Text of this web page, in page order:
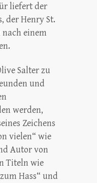
liefert der
der Henry St.
einem
Salter zu
und
werden,
Zeichens
vielen“ wie
Autor von
Titeln wie
Hass“ und